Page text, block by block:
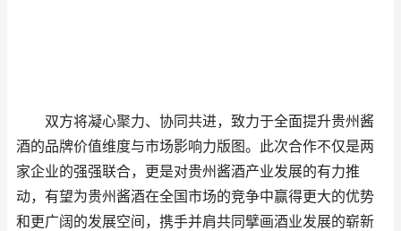
双方将凝心聚力、协同共进，致力于全面提升贵州酱
酒的品牌价值维度与市场影响力版图。此次合作不仅是两
家企业的强强联合，更是对贵州酱酒产业发展的有力推
动，有望为贵州酱酒在全国市场的竞争中赢得更大的优势
和更广阔的发展空间，携手并肩共同擘画酒业发展的崭新